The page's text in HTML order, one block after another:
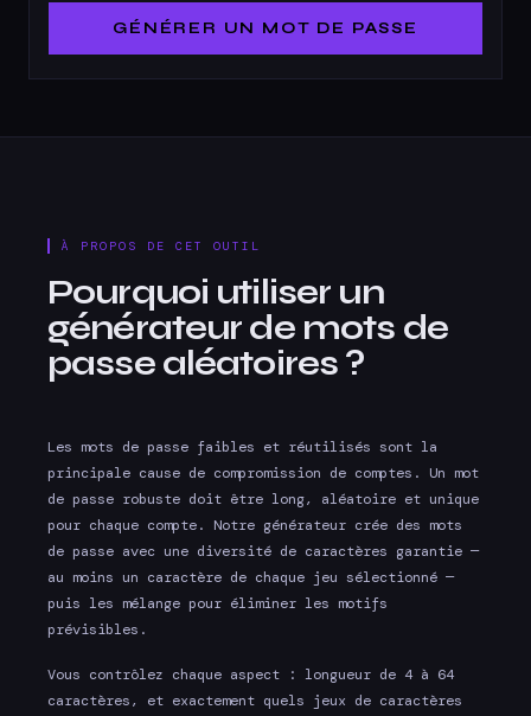
GÉNÉRER UN MOT DE PASSE
À PROPOS DE CET OUTIL
Pourquoi utiliser un
générateur de mots de
passe aléatoires ?
Les mots de passe faibles et réutilisés sont la
principale cause de compromission de comptes. Un mot
de passe robuste doit être long, aléatoire et unique
pour chaque compte. Notre générateur crée des mots
de passe avec une diversité de caractères garantie —
au moins un caractère de chaque jeu sélectionné —
puis les mélange pour éliminer les motifs
prévisibles.
Vous contrôlez chaque aspect : longueur de 4 à 64
caractères, et exactement quels jeux de caractères